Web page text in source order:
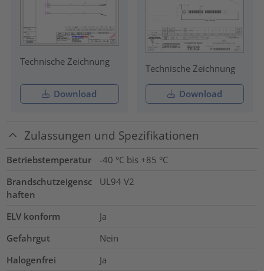
Technische Zeichnung
Download
Technische Zeichnung
Download
Zulassungen und Spezifikationen
Betriebstemperatur
-40 °C bis +85 °C
Brandschutzeigensc
haften
UL94 V2
ELV konform
Ja
Gefahrgut
Nein
Halogenfrei
Ja